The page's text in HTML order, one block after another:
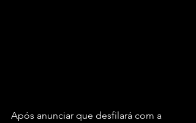
Após anunciar que desfilará com a